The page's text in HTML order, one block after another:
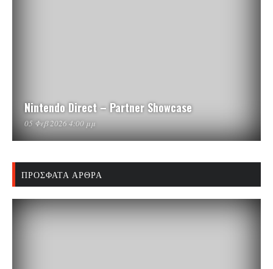
Nintendo Direct – Partner Showcase
05 Φεβ 2026 4:00 μμ
ΠΡΌΣΦΑΤΑ ΆΡΘΡΑ